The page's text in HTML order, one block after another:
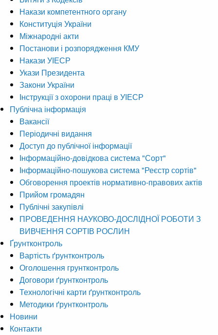
Накази компетентного органу
Конституція України
Міжнародні акти
Постанови і розпорядження КМУ
Накази УІЕСР
Укази Президента
Закони України
Інструкції з охорони праці в УІЕСР
Публічна інформація
Вакансії
Періодичні видання
Доступ до публічної інформації
Інформаційно-довідкова система "Сорт"
Інформаційно-пошукова система "Реєстр сортів"
Обговорення проектів нормативно-правових актів
Прийом громадян
Публічні закупівлі
ПРОВЕДЕННЯ НАУКОВО-ДОСЛІДНОЇ РОБОТИ З
ВИВЧЕННЯ СОРТІВ РОСЛИН
Ґрунтконтроль
Вартість ґрунтконтроль
Оголошення грунтконтроль
Договори ґрунтконтроль
Технологічні карти ґрунтконтроль
Методики ґрунтконтроль
Новини
Контакти